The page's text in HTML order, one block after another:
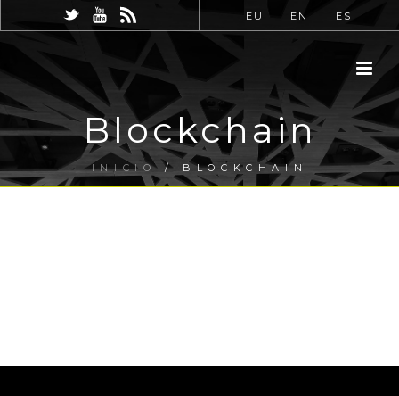
EU EN ES
Blockchain
INICIO/ BLOCKCHAIN